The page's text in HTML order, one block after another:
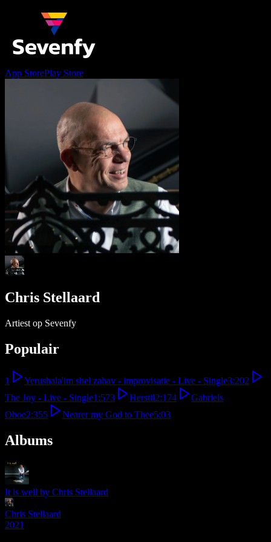
App StorePlay Store
Chris Stellaard
Artiest op Sevenfy
Populair
1 Yerushala'im shel zahav - improvisatie - Live - Single3:202
The Joy - Live - Single1:573 Herstil2:174
Gabriels
Oboe2:355 Nearer my God to Thee5:03
Albums
It is well by Chris Stellaard
Chris Stellaard
2021